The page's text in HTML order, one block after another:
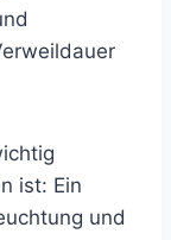
ist: Ein
und